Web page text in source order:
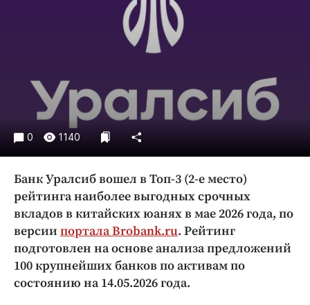
Недвижимость и ЖКХ
Общество
Погода
Праздники
Происшествия
Экономика и бизнес
ПРОЕКТЫ
Блоги
Издания
Медиаперсона
0 1140
Банк Уралсиб вошел в Топ-3 (2-е место)
рейтинга наиболее выгодных срочных
вкладов в китайских юанях в мае 2026 года, по
версии порталаBrobank.ru. Рейтинг
подготовлен на основе анализа предложений
100 крупнейших банков по активам по
состоянию на 14.05.2026 года.